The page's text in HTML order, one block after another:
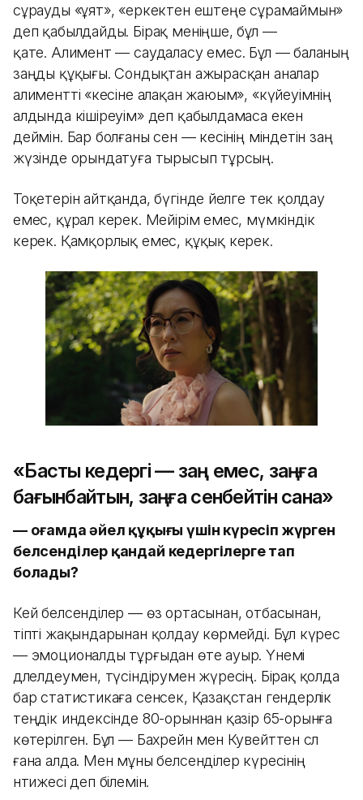
сұрауды «ұят», «еркектен ештеңе сұрамаймын»
деп қабылдайды. Бірақ меніңше, бұл —
қате. Алимент — саудаласу емес. Бұл — баланың
заңды құқығы. Сондықтан ажырасқан аналар
алиментті «әкесіне алақан жаюым», «күйеуімнің
алдында кішіреуім» деп қабылдамаса екен
деймін. Бар болғаны сен — әкесінің міндетін заң
жүзінде орындатуға тырысып тұрсың.
Тоқетерін айтқанда, бүгінде әйелге тек қолдау
емес, құрал керек. Мейірім емес, мүмкіндік
керек. Қамқорлық емес, құқық керек.
«Басты кедергі — заң емес, заңға
бағынбайтын, заңға сенбейтін сана»
— Қоғамда әйел құқығы үшін күресіп жүрген
белсенділер қандай кедергілерге тап
болады?
Кей белсенділер — өз ортасынан, отбасынан,
тіпті жақындарынан қолдау көрмейді. Бұл күрес
— эмоционалды тұрғыдан өте ауыр. Үнемі
дәлелдеумен, түсіндірумен жүресің. Бірақ қолда
бар статистикаға сенсек, Қазақстан гендерлік
теңдік индексінде 80-орыннан қазір 65-орынға
көтерілген. Бұл — Бахрейн мен Кувейттен сәл
ғана алда. Мен мұны белсенділер күресінің
нәтижесі деп білемін.